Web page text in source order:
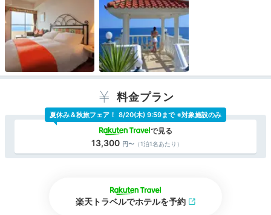
料金プラン
13,300 （1泊1名あたり）
夏休み＆秋旅フェア！ 8/20(木) 9:59まで ※対象施設のみ
楽天トラベルでホテルを予約